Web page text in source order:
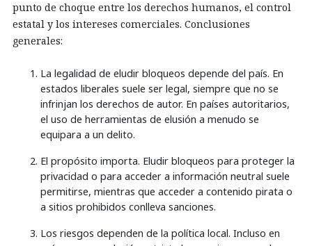
punto de choque entre los derechos humanos, el control
estatal y los intereses comerciales. Conclusiones
generales:
La legalidad de eludir bloqueos depende del país. En
estados liberales suele ser legal, siempre que no se
infrinjan los derechos de autor. En países autoritarios,
el uso de herramientas de elusión a menudo se
equipara a un delito.
El propósito importa. Eludir bloqueos para proteger la
privacidad o para acceder a información neutral suele
permitirse, mientras que acceder a contenido pirata o
a sitios prohibidos conlleva sanciones.
Los riesgos dependen de la política local. Incluso en